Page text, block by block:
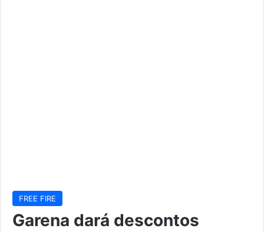
FREE FIRE
Garena dará descontos